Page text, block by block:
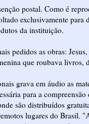
postal. Como é
exclusivamente para
da instituição.
pedidos as obras:
que roubava livros,
grava em áudio as
para a compreensão
são distribuídos
lugares do Brasil.